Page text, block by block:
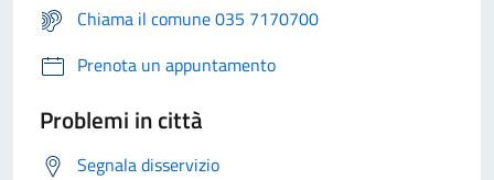
Chiama il comune 035 7170700
Prenota un appuntamento
Problemi in città
Segnala disservizio